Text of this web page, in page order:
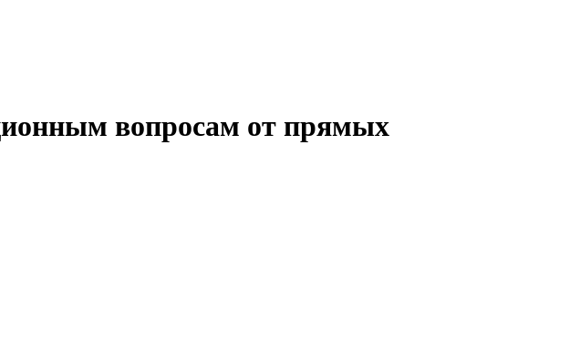
вопросам от прямых